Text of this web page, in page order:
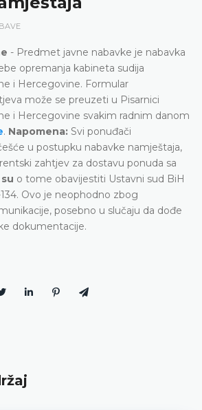
- Predmet javne nabavke je nabavka
opremanja kabineta sudija
i Hercegovine. Formular
može se preuzeti u Pisarnici
i Hercegovine svakim radnim danom
. Napomena: Svi ponuđači
u postupku nabavke namještaja,
zahtjev za dostavu ponuda sa
o tome obavijestiti Ustavni sud BiH
Ovo je neophodno zbog
posebno u slučaju da dođe
dokumentacije.